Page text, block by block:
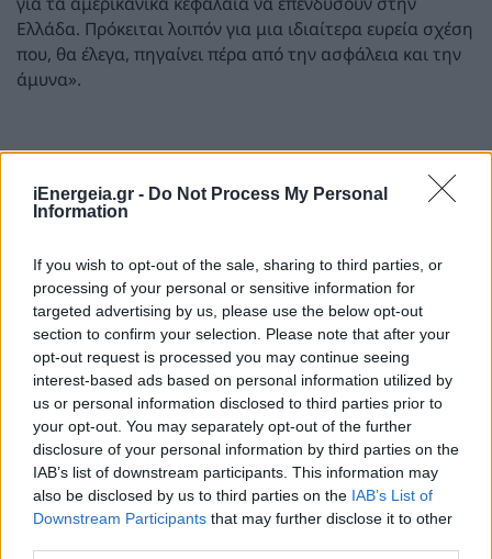
iEnergeia.gr - Do Not Process My Personal
Information
If you wish to opt-out of the sale, sharing to third parties, or
processing of your personal or sensitive information for
targeted advertising by us, please use the below opt-out
section to confirm your selection. Please note that after your
opt-out request is processed you may continue seeing
interest-based ads based on personal information utilized by
us or personal information disclosed to third parties prior to
your opt-out. You may separately opt-out of the further
disclosure of your personal information by third parties on the
IAB’s list of downstream participants. This information may
also be disclosed by us to third parties on the IAB’s List of
Downstream Participants that may further disclose it to other
Ελλάδα. Πρόκειται λοιπόν για μια ιδιαίτερα ευρεία σχέση
που, θα έλεγα, πηγαίνει πέρα από την ασφάλεια και την
άμυνα».